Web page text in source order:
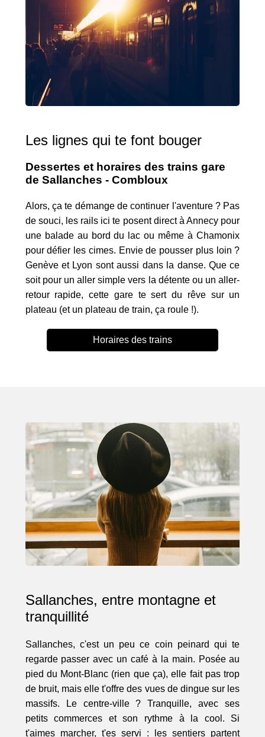
Les lignes qui te font bouger
Dessertes et horaires des trains gare
de Sallanches - Combloux
Alors, ça te démange de continuer l'aventure ? Pas
de souci, les rails ici te posent direct à Annecy pour
une balade au bord du lac ou même à Chamonix
pour défier les cimes. Envie de pousser plus loin ?
Genève et Lyon sont aussi dans la danse. Que ce
soit pour un aller simple vers la détente ou un aller-
retour rapide, cette gare te sert du rêve sur un
plateau (et un plateau de train, ça roule !).
Horaires des trains
Sallanches, entre montagne et
tranquillité
Sallanches, c'est un peu ce coin peinard qui te
regarde passer avec un café à la main. Posée au
pied du Mont-Blanc (rien que ça), elle fait pas trop
de bruit, mais elle t'offre des vues de dingue sur les
massifs. Le centre-ville ? Tranquille, avec ses
petits commerces et son rythme à la cool. Si
t'aimes marcher, t'es servi : les sentiers partent